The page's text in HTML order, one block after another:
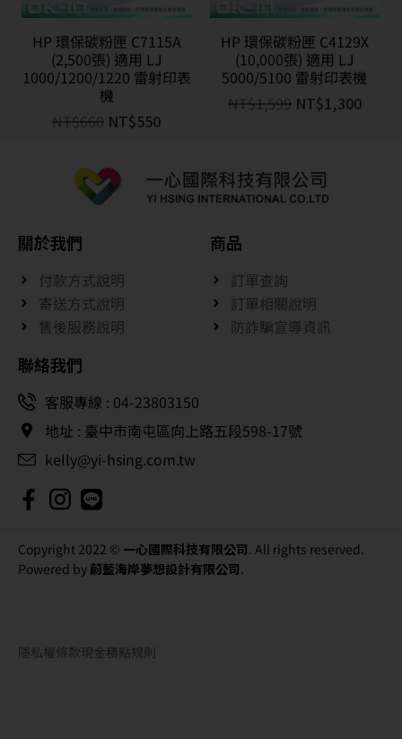
HP 環保碳粉匣 C7115A
(2,500張) 適用 LJ
1000/1200/1220 雷射印表
機
NT$660 NT$550
HP 環保碳粉匣 C4129X
(10,000張) 適用 LJ
5000/5100 雷射印表機
NT$1,599 NT$1,300
關於我們
付款方式說明
寄送方式說明
售後服務說明
商品
訂單查詢
訂單相關說明
防詐騙宣導資訊
聯絡我們
客服專線 : 04-23803150
地址 : 臺中市南屯區向上路五段598-17號
kelly@yi-hsing.com.tw
Copyright 2022 © 一心國際科技有限公司. All rights reserved.
Powered by蔚藍海岸夢想設計有限公司.
隱私權條款現金積點規則